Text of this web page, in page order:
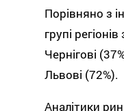
Порівняно з
групі
Чернігові
Львові (72%).
Аналітики